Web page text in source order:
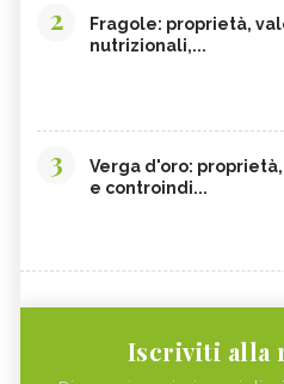
2
Fragole: proprietà,
nutrizionali,...
3
Verga d'oro: proprietà,
e controindi...
Iscriviti alla